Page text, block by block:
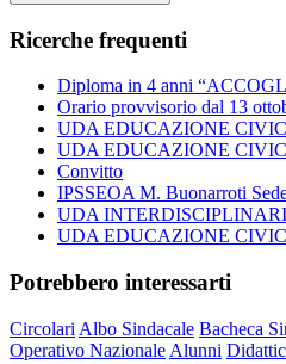
Ricerche frequenti
Diploma in 4 anni
Orario provvisorio dal 13
UDA EDUCAZIONE
UDA EDUCAZIONE
Convitto
IPSSEOA M. Buonarroti
UDA INTERDISCIPLINARI
UDA EDUCAZIONE
Potrebbero interessarti
Circolari Albo Sindacale Bacheca
Operativo Nazionale Alunni